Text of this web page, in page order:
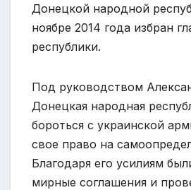
Донецкой народной
ноябре 2014 года избран
республики.
Под руководством
Донецкая народная
бороться с украинской
свое право на
Благодаря его усилиям
мирные соглашения и